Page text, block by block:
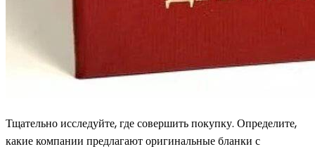
Тщательно исследуйте, где совершить покупку. Определите,
какие компании предлагают оригинальные бланки с